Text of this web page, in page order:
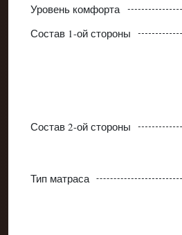
Уровень комфорта
Состав 1-ой стороны
Состав 2-ой стороны
Тип матраса